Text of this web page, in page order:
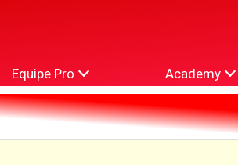
Equipe Pro Academy